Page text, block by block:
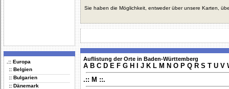
.:: Europa
:: Belgien
:: Bulgarien
:: Dänemark
Sie haben die Möglichkeit, entweder über unsere Karten,
Auflistung der Orte in Baden-Württemberg
A B C D E F G H J K L M N O P Q R S T U V
.:: M ::.